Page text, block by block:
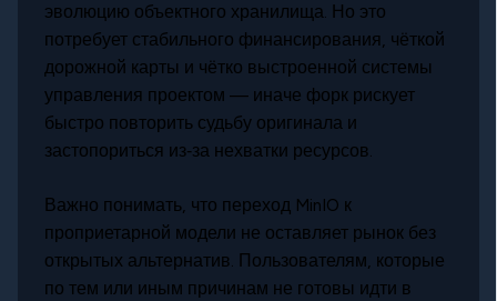
эволюцию объектного хранилища. Но это
потребует стабильного финансирования, чёткой
дорожной карты и чётко выстроенной системы
управления проектом — иначе форк рискует
быстро повторить судьбу оригинала и
застопориться из‑за нехватки ресурсов.
Важно понимать, что переход MinIO к
проприетарной модели не оставляет рынок без
открытых альтернатив. Пользователям, которые
по тем или иным причинам не готовы идти в